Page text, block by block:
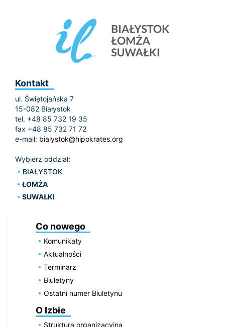
Kontakt
ul. Świętojańska 7
15-082 Białystok
tel. +48 85 732 19 35
fax +48 85 732 71 72
e-mail: bialystok@hipokrates.org
Wybierz oddział:
BIAŁYSTOK
ŁOMŻA
SUWAŁKI
Co nowego
Komunikaty
Aktualności
Terminarz
Biuletyny
Ostatni numer Biuletynu
O Izbie
Struktura organizacyjna